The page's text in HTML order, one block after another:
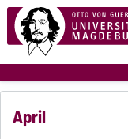
April